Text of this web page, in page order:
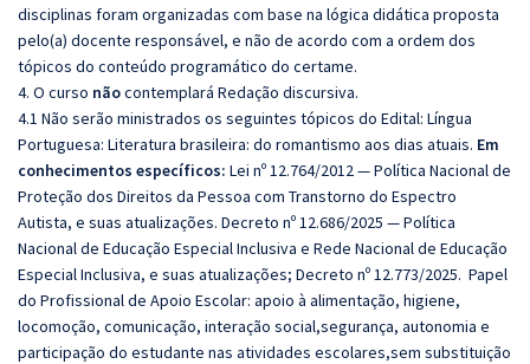
disciplinas foram organizadas com base na lógica didática proposta
pelo(a) docente responsável, e não de acordo com a ordem dos
tópicos do conteúdo programático do certame.
4. O curso nãocontemplará Redação discursiva.
4.1 Não serão ministrados os seguintes tópicos do Edital: Língua
Portuguesa: Literatura brasileira: do romantismo aos dias atuais. Em
conhecimentos específicos: Lei nº 12.764/2012 — Política Nacional de
Proteção dos Direitos da Pessoa com Transtorno do Espectro
Autista, e suas atualizações. Decreto nº 12.686/2025 — Política
Nacional de Educação Especial Inclusiva e Rede Nacional de Educação
Especial Inclusiva, e suas atualizações; Decreto nº 12.773/2025. Papel
do Profissional de Apoio Escolar: apoio à alimentação, higiene,
locomoção, comunicação, interação social,segurança, autonomia e
participação do estudante nas atividades escolares,sem substituição